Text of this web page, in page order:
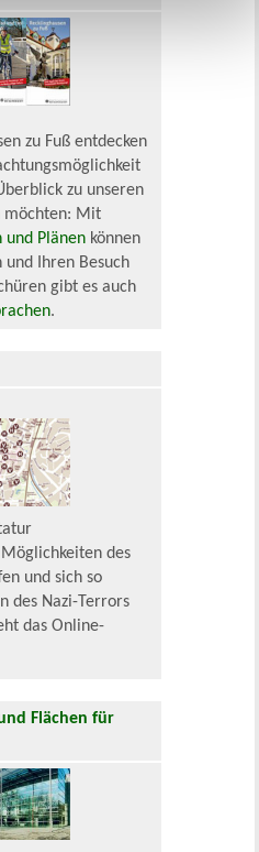
zu Fuß entdecken
zu unseren
möchten: Mit
und Plänen können
Ihren Besuch
gibt es auch
.
des
und sich so
des Nazi-Terrors
das Online-
Flächen für